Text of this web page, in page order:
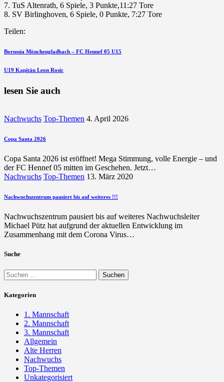
7. TuS Altenrath, 6 Spiele, 3 Punkte,11:27 Tore
8. SV Birlinghoven, 6 Spiele, 0 Punkte, 7:27 Tore
Teilen:
Beitragsnavigation
vorherigen
Borussia Mönchengladbach – FC Hennef 05 U15
nächsten
U19 Kapitän Leon Rosic
lesen Sie auch
Nachwuchs Top-Themen 4. April 2026
Copa Santa 2026
Copa Santa 2026 ist eröffnet! Mega Stimmung, volle Energie – und
der FC Hennef 05 mitten im Geschehen. Jetzt…
Nachwuchs Top-Themen 13. März 2020
Nachwuchszentrum pausiert bis auf weiteres !!!
Nachwuchszentrum pausiert bis auf weiteres Nachwuchsleiter
Michael Pütz hat aufgrund der aktuellen Entwicklung im
Zusammenhang mit dem Corona Virus…
Suche
Suchen
nach:
Kategorien
1. Mannschaft
2. Mannschaft
3. Mannschaft
Allgemein
Alte Herren
Nachwuchs
Top-Themen
Unkategorisiert